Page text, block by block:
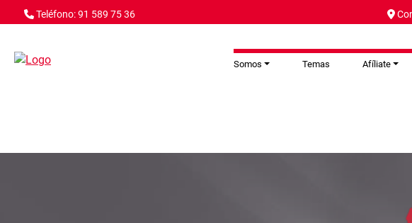
Pasar al contenido principal
Teléfono: 91 589 75 36
Somos Temas Afíliate